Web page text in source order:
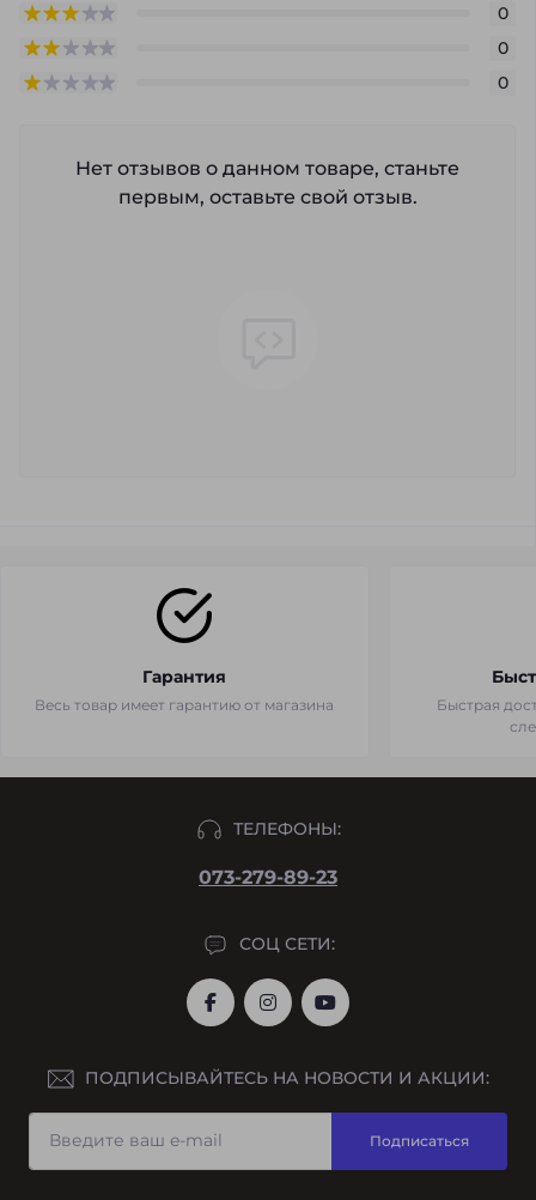
0
0
0
Нет отзывов о данном товаре, станьте
первым, оставьте свой отзыв.
Гарантия
Весь товар имеет гарантию от магазина
Быстрая
ТЕЛЕФОНЫ:
073-279-89-23
СОЦ СЕТИ:
ПОДПИСЫВАЙТЕСЬ НА НОВОСТИ И АКЦИИ:
Подписаться